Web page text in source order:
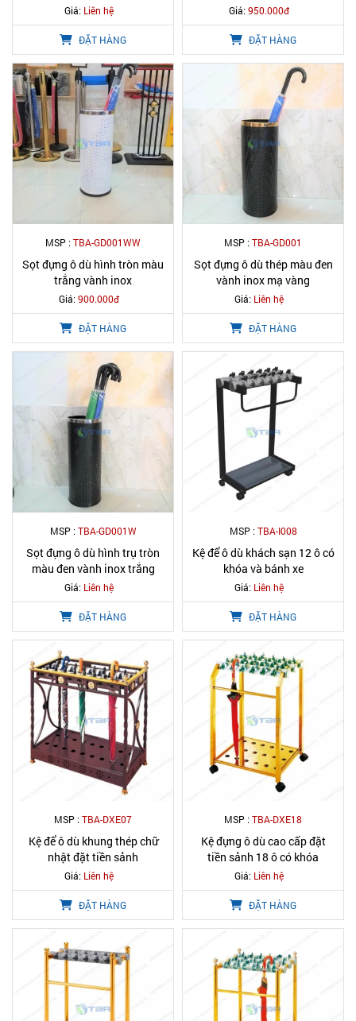
Giá: Liên hệ
ĐẶT HÀNG
Giá:950.000đ
ĐẶT HÀNG
MSP :TBA-GD001WW
Sọt đựng ô dù hình tròn màu
trắng vành inox
Giá:900.000đ
ĐẶT HÀNG
MSP :TBA-GD001
Sọt đựng ô dù thép màu đen
vành inox mạ vàng
Giá: Liên hệ
ĐẶT HÀNG
MSP :TBA-GD001W
Sọt đựng ô dù hình trụ tròn
màu đen vành inox trắng
Giá: Liên hệ
ĐẶT HÀNG
MSP :TBA-I008
Kệ để ô dù khách sạn 12 ô có
khóa và bánh xe
Giá: Liên hệ
ĐẶT HÀNG
MSP :TBA-DXE07
Kệ để ô dù khung thép chữ
nhật đặt tiền sảnh
Giá: Liên hệ
ĐẶT HÀNG
MSP :TBA-DXE18
Kệ đựng ô dù cao cấp đặt
tiền sảnh 18 ô có khóa
Giá: Liên hệ
ĐẶT HÀNG